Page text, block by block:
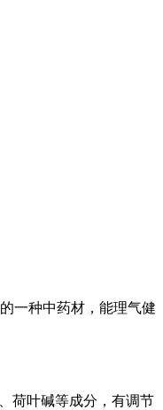
一种中药材，能理气健
荷叶碱等成分，有调节